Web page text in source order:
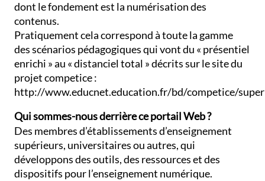
dont le fondement est la numérisation des
contenus.
Pratiquement cela correspond à toute la gamme
des scénarios pédagogiques qui vont du « présentiel
enrichi » au « distanciel total » décrits sur le site du
projet competice :
http://www.educnet.education.fr/bd/competice/
Qui sommes-nous derrière ce portail Web ?
Des membres d’établissements d’enseignement
supérieurs, universitaires ou autres, qui
développons des outils, des ressources et des
dispositifs pour l’enseignement numérique.